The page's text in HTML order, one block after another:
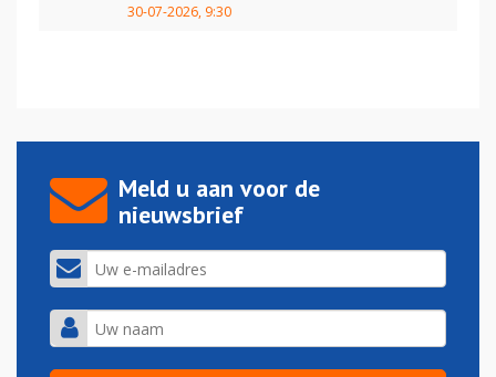
30-07-2026, 9:30
Meld u aan voor de
nieuwsbrief